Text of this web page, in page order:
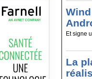
Et signe
La